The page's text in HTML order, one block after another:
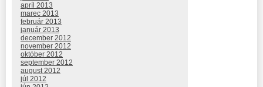
apríl 2013
marec 2013
február 2013
január 2013
december 2012
november 2012
október 2012
september 2012
august 2012
júl 2012